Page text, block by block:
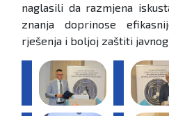
naglasili da razmjena
znanja doprinose
rješenja i boljoj zaštiti